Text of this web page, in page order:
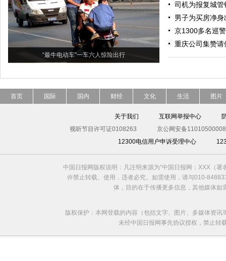
“最牛电动车”一车六人惊险出行
司机为报复城
男子为买房净
京1300多名巡
重庆公司集赞
首页 国际 国内 财经 文化 生活 图片
关于我们 互联网举报中心
视听节目许可证0108263
京公网安备
12300电信用户申诉受理中心
中国日报网版权说明：凡注明来源为“中国日报网：XXX（
许禁止转载、使用，违者必究。如需使用，请与010-
体，目的在于传播更多信息，其他媒体
版权保护：本网登载的内容（包括文字、图片、多媒体资
未经中国日报网事先协议授权，禁止转